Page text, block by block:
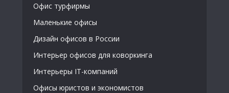
Офис турфирмы
Маленькие офисы
Дизайн офисов в России
Интерьер офисов для коворкинга
Интерьеры IT-компаний
Офисы юристов и экономистов